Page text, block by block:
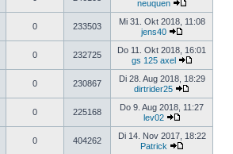
neuquen
0 233503
Mi 31. Okt 2018, 11:08
jens40
0 232725
Do 11. Okt 2018, 16:01
gs 125 axel
0 230867
Di 28. Aug 2018, 18:29
dirtrider25
0 225168
Do 9. Aug 2018, 11:27
lev02
0 404262
Di 14. Nov 2017, 18:22
Patrick